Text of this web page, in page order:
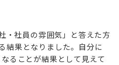
・社員の雰囲気」と答えた方
結果となりました。自分に
ることが結果として見えて